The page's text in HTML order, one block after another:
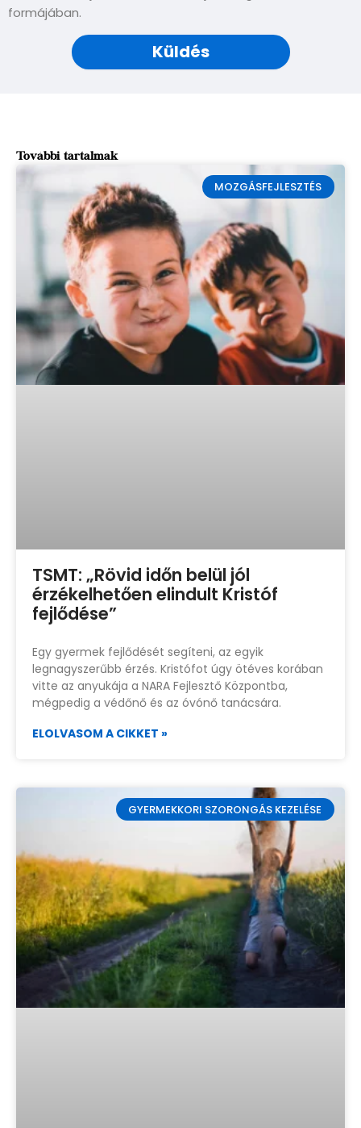
formájában.
Küldés
További tartalmak
MOZGÁSFEJLESZTÉS
TSMT: „Rövid időn belül jól
érzékelhetően elindult Kristóf
fejlődése”
Egy gyermek fejlődését segíteni, az egyik
legnagyszerűbb érzés. Kristófot úgy ötéves korában
vitte az anyukája a NARA Fejlesztő Központba,
mégpedig a védőnő és az óvónő tanácsára.
ELOLVASOM A CIKKET »
GYERMEKKORI SZORONGÁS KEZELÉSE